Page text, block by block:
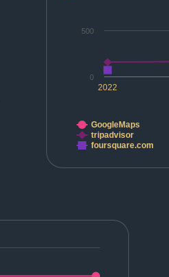
2022
0
500
GoogleMaps
tripadvisor
foursquare.com